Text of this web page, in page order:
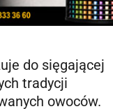
do sięgającej
tradycji
owoców.